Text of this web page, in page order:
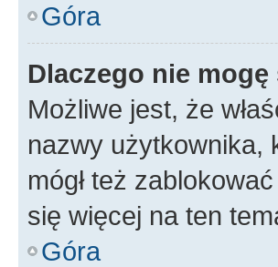
Góra
Dlaczego nie
Możliwe jest, że
nazwy użytkownika,
mógł też
się więcej na ten
Góra